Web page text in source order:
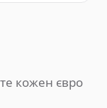
кожен євро